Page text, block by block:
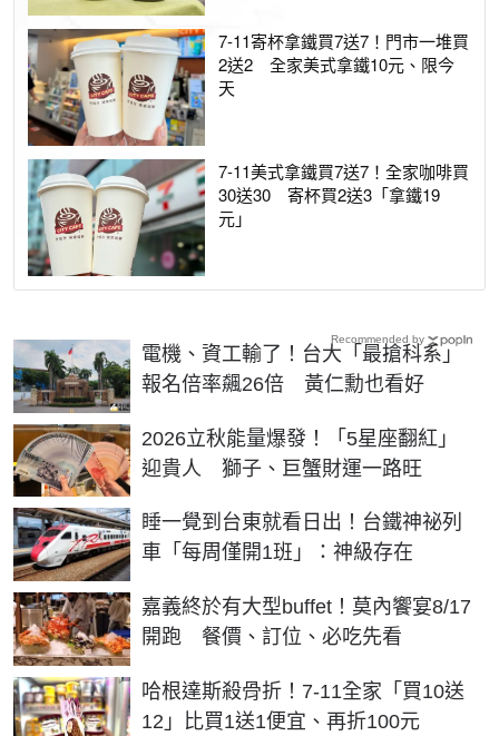
7-11寄杯拿鐵買7送7！門市一堆買
2送2 全家美式拿鐵10元、限今
天
7-11美式拿鐵買7送7！全家咖啡買
30送30 寄杯買2送3「拿鐵19
元」
電機、資工輸了！台大「最搶科系」
報名倍率飆26倍 黃仁勳也看好
2026立秋能量爆發！「5星座翻紅」
迎貴人 獅子、巨蟹財運一路旺
睡一覺到台東就看日出！台鐵神祕列
車「每周僅開1班」：神級存在
嘉義終於有大型buffet！莫內饗宴8/17
開跑 餐價、訂位、必吃先看
哈根達斯殺骨折！7-11全家「買10送
12」比買1送1便宜、再折100元
Recommended by